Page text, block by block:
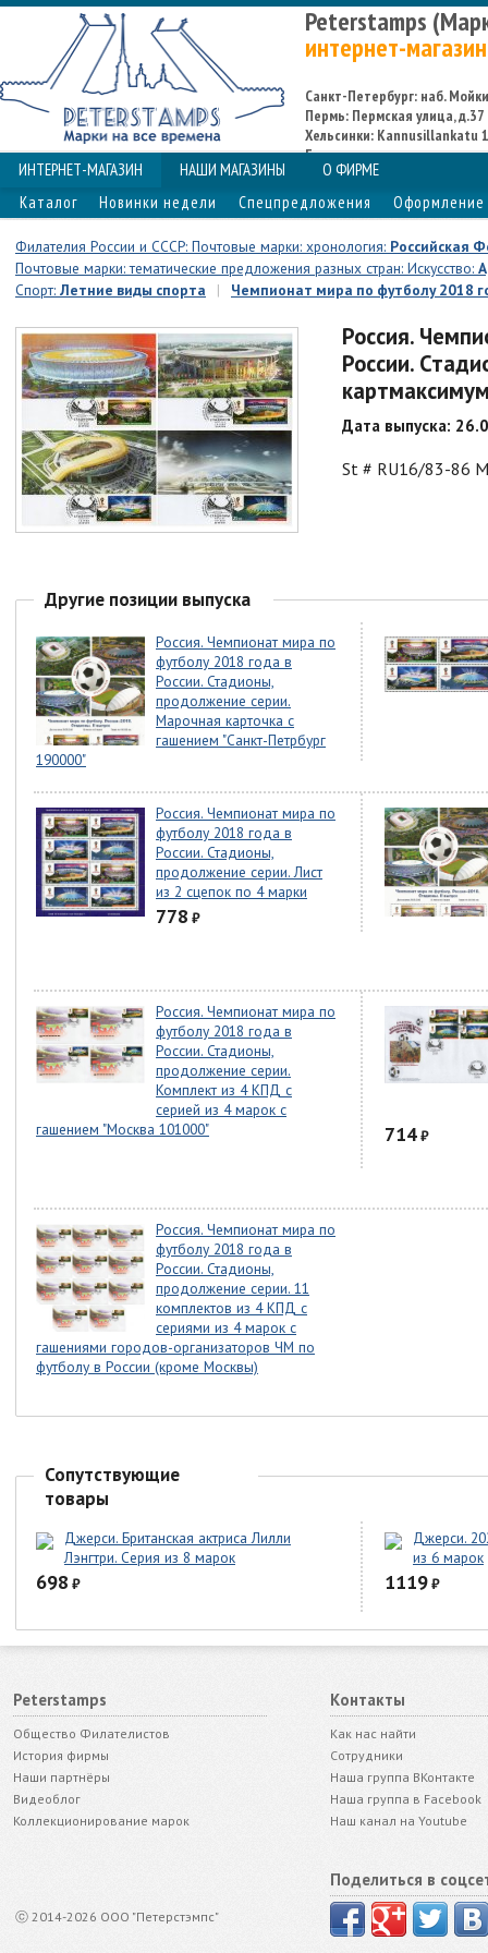
Peterstamps
интернет-магазин
Санкт-Петербург: наб.
Пермь: Пермская улица, д.37
Хельсинки: Kannusillankatu
Espoo
ИНТЕРНЕТ-МАГАЗИН НАШИ МАГАЗИНЫ
О ФИРМЕ
Каталог
Новинки недели Спецпредложения Оформление
Филателия России и СССР: Почтовые марки: хронология: Российская
Почтовые марки: тематические предложения разных стран: Искусство:
Спорт: Летние виды спорта | Чемпионат мира по футболу 2018
Россия.
России.
Дата выпуска:
St # RU16/83-86
Другие позиции выпуска
Россия. Чемпионат мира по
футболу 2018 года в
России. Стадионы,
продолжение серии.
Марочная карточка с
гашением "Санкт-Петрбург
190000"
Россия. Чемпионат мира по
футболу 2018 года в
России. Стадионы,
продолжение серии. Лист
из 2 сцепок по 4 марки
778 ₽
Россия. Чемпионат мира по
футболу 2018 года в
России. Стадионы,
продолжение серии.
Комплект из 4 КПД с
серией из 4 марок с
гашением "Москва 101000"
714₽
Россия. Чемпионат мира по
футболу 2018 года в
России. Стадионы,
продолжение серии. 11
комплектов из 4 КПД с
сериями из 4 марок с
гашениями городов-организаторов ЧМ по
футболу в России (кроме Москвы)
Сопутствующие
товары
Джерси. Британская актриса Лилли
Лэнгтри. Серия из 8 марок
698 ₽
Джерси.
из 6 марок
1119₽
Peterstamps
Общество Филателистов
История фирмы
Наши партнёры
Видеоблог
Коллекционирование марок
ⓒ 2014-2026 ООО "Петерстэмпс"
Контакты
Как нас найти
Сотрудники
Наша группа ВКонтакте
Наша группа в Facebook
Наш канал на Youtube
Поделиться в